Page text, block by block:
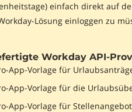
einfach direkt auf
Lösung einloggen zu
Workday API-
App-Vorlage für
App-Vorlage für die
App-Vorlage für